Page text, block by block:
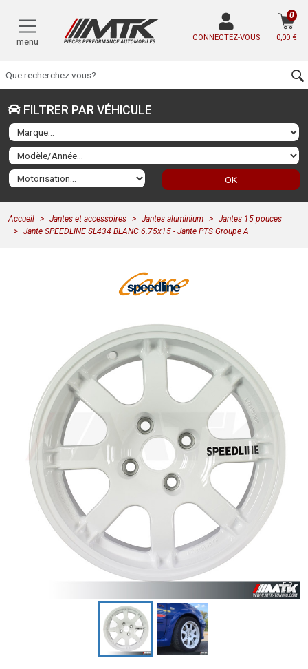
menu CONNECTEZ-VOUS 0,00 €
0
FILTRER PAR VÉHICULE
OK
Accueil Jantes et accessoires Jantes aluminium
Jantes 15 pouces
Jante SPEEDLINE SL434 BLANC 6.75x15 - Jante PTS Groupe A